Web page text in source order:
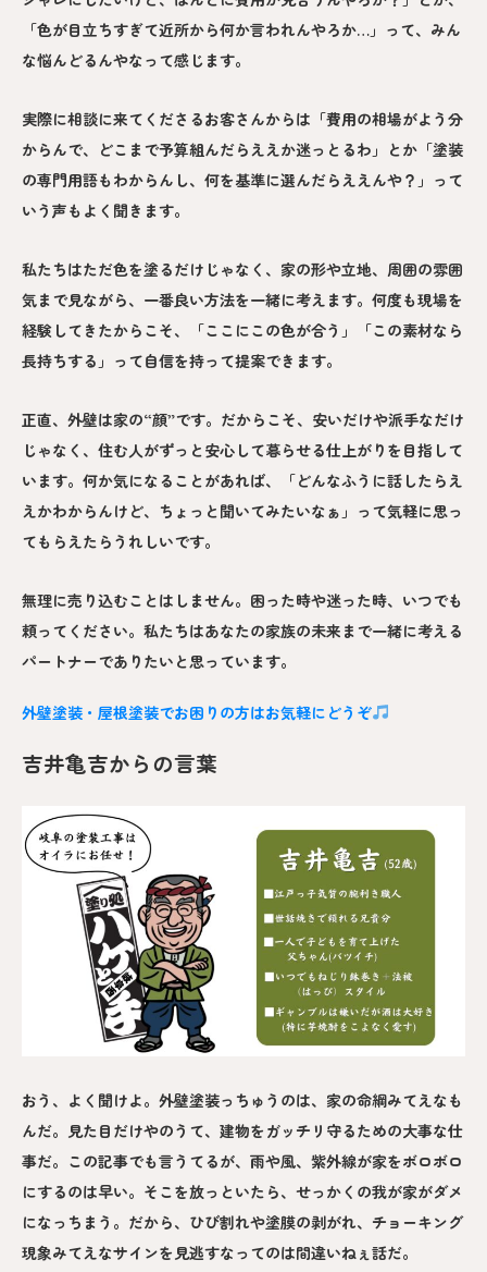
「色が目立ちすぎて近所から何か言われんやろか…」って、みん
な悩んどるんやなって感じます。
実際に相談に来てくださるお客さんからは「費用の相場がよう分
からんで、どこまで予算組んだらええか迷っとるわ」とか「塗装
の専門用語もわからんし、何を基準に選んだらええんや？」って
いう声もよく聞きます。
私たちはただ色を塗るだけじゃなく、家の形や立地、周囲の雰囲
気まで見ながら、一番良い方法を一緒に考えます。何度も現場を
経験してきたからこそ、「ここにこの色が合う」「この素材なら
長持ちする」って自信を持って提案できます。
正直、外壁は家の“顔”です。だからこそ、安いだけや派手なだけ
じゃなく、住む人がずっと安心して暮らせる仕上がりを目指して
います。何か気になることがあれば、「どんなふうに話したらえ
えかわからんけど、ちょっと聞いてみたいなぁ」って気軽に思っ
てもらえたらうれしいです。
無理に売り込むことはしません。困った時や迷った時、いつでも
頼ってください。私たちはあなたの家族の未来まで一緒に考える
パートナーでありたいと思っています。
外壁塗装・屋根塗装でお困りの方はお気軽にどうぞ
吉井亀吉からの言葉
おう、よく聞けよ。外壁塗装っちゅうのは、家の命綱みてえなも
んだ。見た目だけやのうて、建物をガッチリ守るための大事な仕
事だ。この記事でも言うてるが、雨や風、紫外線が家をボロボロ
にするのは早い。そこを放っといたら、せっかくの我が家がダメ
になっちまう。だから、ひび割れや塗膜の剥がれ、チョーキング
現象みてえなサインを見逃すなってのは間違いねぇ話だ。